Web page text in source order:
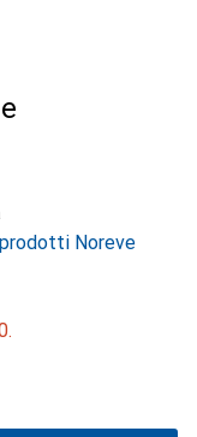
Noreve